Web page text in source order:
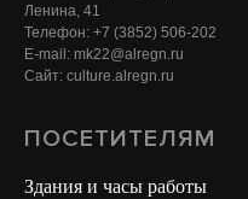
Ленина, 41
Телефон: +7 (3852) 506-202
E-mail: mk22@alregn.ru
Сайт: culture.alregn.ru
ПОСЕТИТЕЛЯМ
Здания и часы работы